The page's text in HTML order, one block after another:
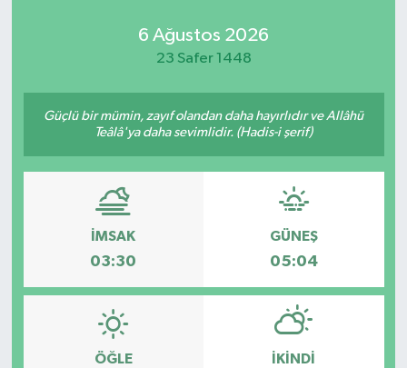
6 Ağustos 2026
23 Safer 1448
Güçlü bir mümin, zayıf olandan daha hayırlıdır ve Allâhü
Teâlâ'ya daha sevimlidir. (Hadis-i şerif)
İMSAK
03:30
GÜNEŞ
05:04
ÖĞLE İKINDI
Güncel
HABERDE İNSAN
KÜLTÜR SANAT
MAGAZİN